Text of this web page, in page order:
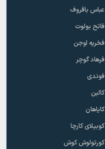
عباس باقروف
فاتح بولوت
فخریه اوجن
فرهاد گوچر
فوندی
کالبن
کایاهان
کوبیلای کارچا
کورتولوش کوش